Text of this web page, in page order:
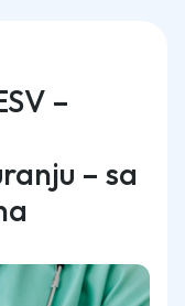
–
– sa